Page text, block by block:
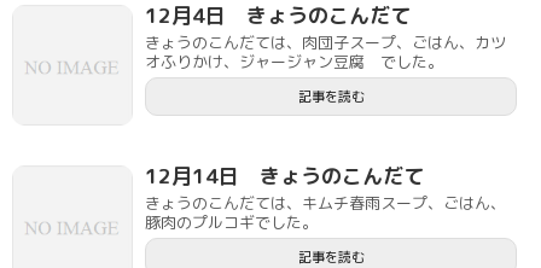
12月4日 きょうのこんだて
きょうのこんだては、肉団子スープ、ごはん、カツ
オふりかけ、ジャージャン豆腐 でした。
記事を読む
12月14日 きょうのこんだて
きょうのこんだては、キムチ春雨スープ、ごはん、
豚肉のプルコギでした。
記事を読む